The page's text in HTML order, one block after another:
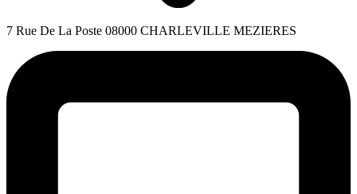
7 Rue De La Poste 08000 CHARLEVILLE MEZIERES